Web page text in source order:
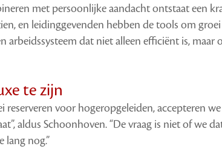
met persoonlijke aandacht ontstaat een
en leidinggevenden hebben de tools om
arbeidssysteem dat niet alleen efficiënt is, maar
te zijn
reserveren voor hogeropgeleiden, accepteren
aldus Schoonhoven. “De vraag is niet of we
lang nog.”